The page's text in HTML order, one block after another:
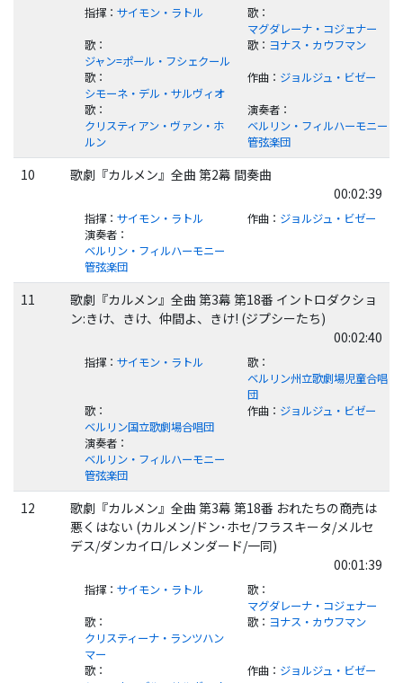
指揮： サイモン・ラトル 歌：
マグダレーナ・コジェナー
歌：
ジャン=ポール・フシェクール
歌： ヨナス・カウフマン
歌：
シモーネ・デル・サルヴィオ
作曲： ジョルジュ・ビゼー
歌：
クリスティアン・ヴァン・ホ
ルン
演奏者：
ベルリン・フィルハーモニー
管弦楽団
10
歌劇『カルメン』全曲 第2幕 間奏曲
00:02:39
指揮： サイモン・ラトル 作曲： ジョルジュ・ビゼー
演奏者：
ベルリン・フィルハーモニー
管弦楽団
11
歌劇『カルメン』全曲 第3幕 第18番 イントロダクショ
ン:きけ、きけ、仲間よ、きけ! (ジプシーたち)
00:02:40
指揮： サイモン・ラトル 歌：
ベルリン州立歌劇場児童合唱
団
歌：
ベルリン国立歌劇場合唱団
作曲： ジョルジュ・ビゼー
演奏者：
ベルリン・フィルハーモニー
管弦楽団
12
歌劇『カルメン』全曲 第3幕 第18番 おれたちの商売は
悪くはない (カルメン/ドン･ホセ/フラスキータ/メルセ
デス/ダンカイロ/レメンダード/一同)
00:01:39
指揮： サイモン・ラトル 歌：
マグダレーナ・コジェナー
歌：
クリスティーナ・ランツハン
マー
歌： ヨナス・カウフマン
歌：
作曲： ジョルジュ・ビゼー